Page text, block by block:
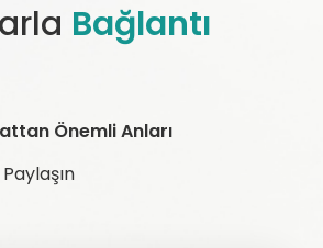
Bağlantı
Önemli Anları
Paylaşın